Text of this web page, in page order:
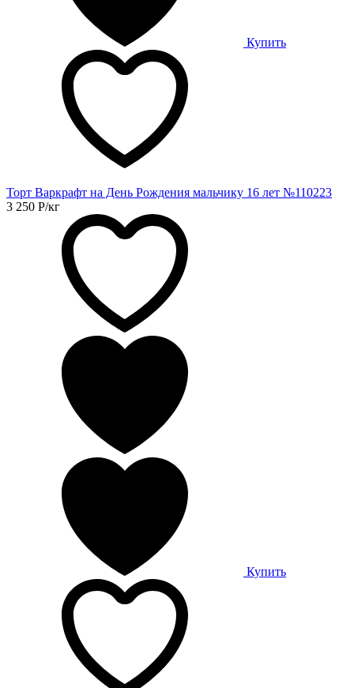
Купить
Торт Варкрафт на День Рождения мальчику 16 лет №110223
3 250 Р/кг
Купить